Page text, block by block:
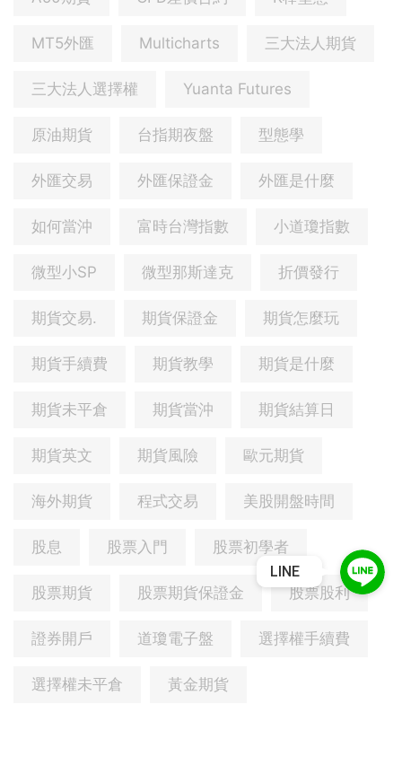
MT5外匯 Multicharts 三大法人期貨
三大法人選擇權 Yuanta Futures
原油期貨 台指期夜盤 型態學
外匯交易 外匯保證金 外匯是什麼
如何當沖 富時台灣指數 小道瓊指數
微型小SP 微型那斯達克 折價發行
期貨交易. 期貨保證金 期貨怎麼玩
期貨手續費 期貨教學 期貨是什麼
期貨未平倉 期貨當沖 期貨結算日
期貨英文 期貨風險 歐元期貨
海外期貨 程式交易 美股開盤時間
股息 股票入門 股票初學者
股票期貨 股票期貨保證金 股票股利
證券開戶 道瓊電子盤 選擇權手續費
選擇權未平倉 黃金期貨
LINE